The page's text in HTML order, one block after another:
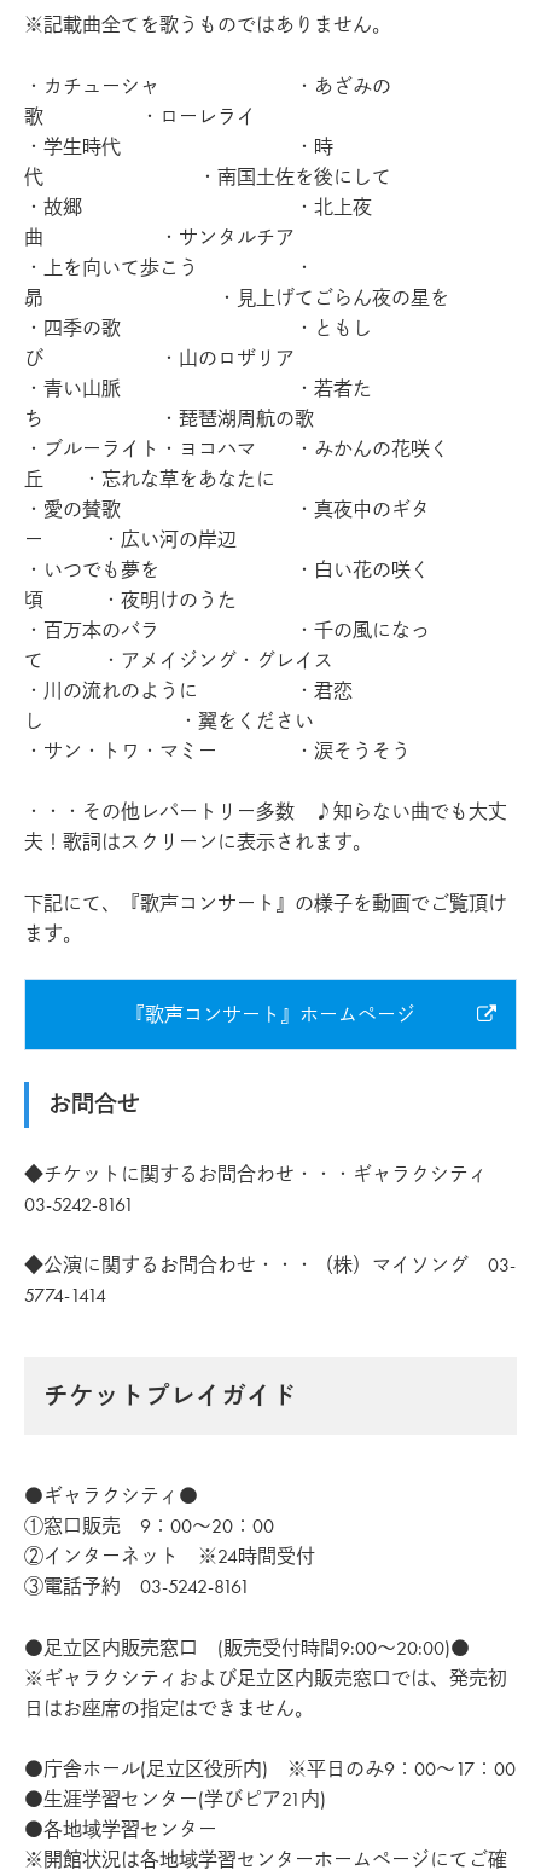
※記載曲全てを歌うものではありません。
・カチューシャ ・あざみの
歌 ・ローレライ
・学生時代 ・時
代 ・南国土佐を後にして
・故郷 ・北上夜
曲 ・サンタルチア
・上を向いて歩こう ・
昴 ・見上げてごらん夜の星を
・四季の歌 ・ともし
び ・山のロザリア
・青い山脈 ・若者た
ち ・琵琶湖周航の歌
・ブルーライト・ヨコハマ ・みかんの花咲く
丘 ・忘れな草をあなたに
・愛の賛歌 ・真夜中のギタ
ー ・広い河の岸辺
・いつでも夢を ・白い花の咲く
頃 ・夜明けのうた
・百万本のバラ ・千の風になっ
て ・アメイジング・グレイス
・川の流れのように ・君恋
し ・翼をください
・サン・トワ・マミー ・涙そうそう
・・・その他レパートリー多数 ♪知らない曲でも大丈
夫！歌詞はスクリーンに表示されます。
下記にて、『歌声コンサート』の様子を動画でご覧頂け
ます。
『歌声コンサート』ホームページ
お問合せ
◆チケットに関するお問合わせ・・・ギャラクシティ
03-5242-8161
◆公演に関するお問合わせ・・・（株）マイソング 03-
5774-1414
チケットプレイガイド
●ギャラクシティ●
①窓口販売 9：00～20：00
②インターネット ※24時間受付
③電話予約 03-5242-8161
●足立区内販売窓口 (販売受付時間9:00～20:00)●
※ギャラクシティおよび足立区内販売窓口では、発売初
日はお座席の指定はできません。
●庁舎ホール(足立区役所内) ※平日のみ9：00～17：00
●生涯学習センター(学びピア21内)
●各地域学習センター
※開館状況は各地域学習センターホームページにてご確